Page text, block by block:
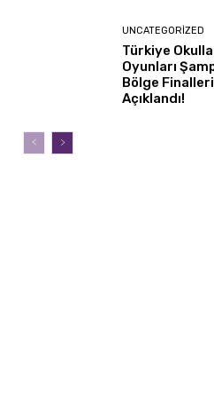
UNCATEGORIZED
Türkiye
Oyunları
Bölge
Açıklandı!